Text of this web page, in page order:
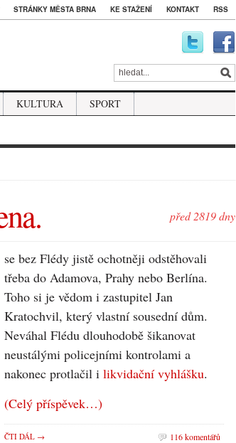
STRÁNKY MĚSTA BRNA KE STAŽENÍ KONTAKT RSS
KULTURA SPORT
před 2819 dny
se bez Flédy jistě ochotněji odstěhovali
třeba do Adamova, Prahy nebo Berlína.
Toho si je vědom i zastupitel Jan
Kratochvil, který vlastní sousední dům.
Neváhal Flédu dlouhodobě šikanovat
neustálými policejními kontrolami a
nakonec protlačil i likvidační vyhlášku.
(Celý příspěvek…)
ČTI DÁL → 116 komentářů